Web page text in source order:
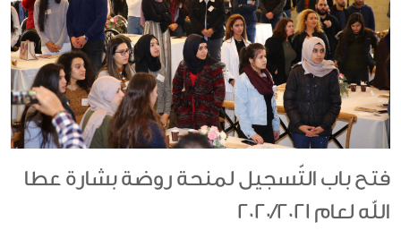
فتح باب التّسجيل لمنحة روضة بشارة عطا
الله لعام 2020/2021